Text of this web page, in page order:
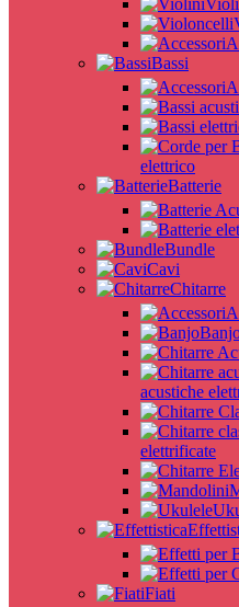
Bassi
elettrico
Batterie
Bundle
Cavi
Chitarre
acustiche
elettrificate
Fiati